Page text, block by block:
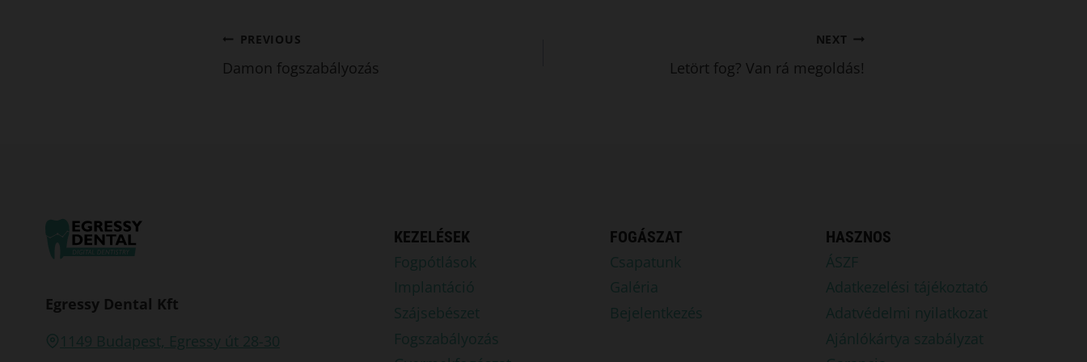
Bejegyzés
navigáció
PREVIOUS
Damon fogszabályozás
NEXT
Letört fog? Van rá megoldás!
Egressy Dental Kft
1149 Budapest, Egressy út 28-30
KEZELÉSEK
Fogpótlások
Implantáció
Szájsebészet
Fogszabályozás
FOGÁSZAT
Csapatunk
Galéria
Bejelentkezés
HASZNOS
ÁSZF
Adatkezelési tájékoztató
Adatvédelmi nyilatkozat
Ajánlókártya szabályzat